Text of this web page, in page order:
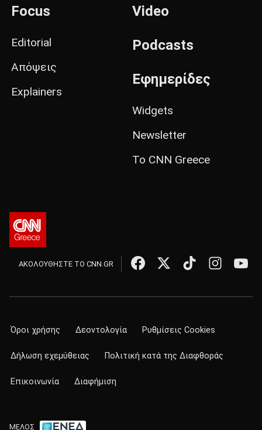
Focus
Editorial
Απόψεις
Explainers
Video
Podcasts
Εφημερίδες
Widgets
Newsletter
Το CNN Greece
ΑΚΟΛΟΥΘΗΣΤΕ ΤΟ CNN.GR
Όροι χρήσης Δεοντολογία Ρυθμίσεις Cookies
Δήλωση εχεμύθειας Πολιτική κατά της Διαφθοράς
Επικοινωνία Διαφήμιση
ΜΕΛΟΣ